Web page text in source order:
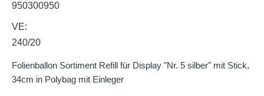
950300950
VE:
240/20
Folienballon Sortiment Refill für Display "Nr. 5 silber" mit Stick,
34cm in Polybag mit Einleger